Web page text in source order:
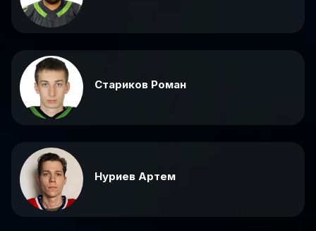
Стариков Роман
Нуриев Артем